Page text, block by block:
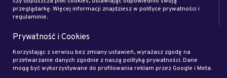
Zostań ekspertem
Regulamin
Blog
przeglądarkę. Więcej informacji znajdziesz w polityce prywatności i
regulaminie.
Prywatność i Cookies
Korzystając z serwisu bez zmiany ustawień, wyrażasz zgodę na
przetwarzanie danych zgodnie z naszą polityką prywatności. Dane
mogą być wykorzystywane do profilowania reklam przez Google i Meta.